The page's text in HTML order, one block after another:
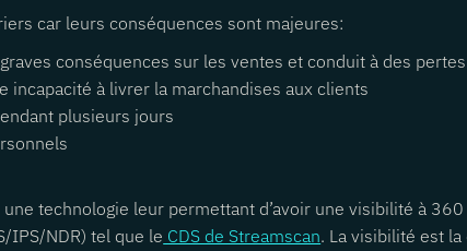
car leurs conséquences sont majeures:
conséquences sur les ventes et conduit à des
incapacité à livrer la marchandises aux clients
plusieurs jours
technologie leur permettant d’avoir une visibilité à
IPS/NDR) tel que le CDS de Streamscan. La visibilité est